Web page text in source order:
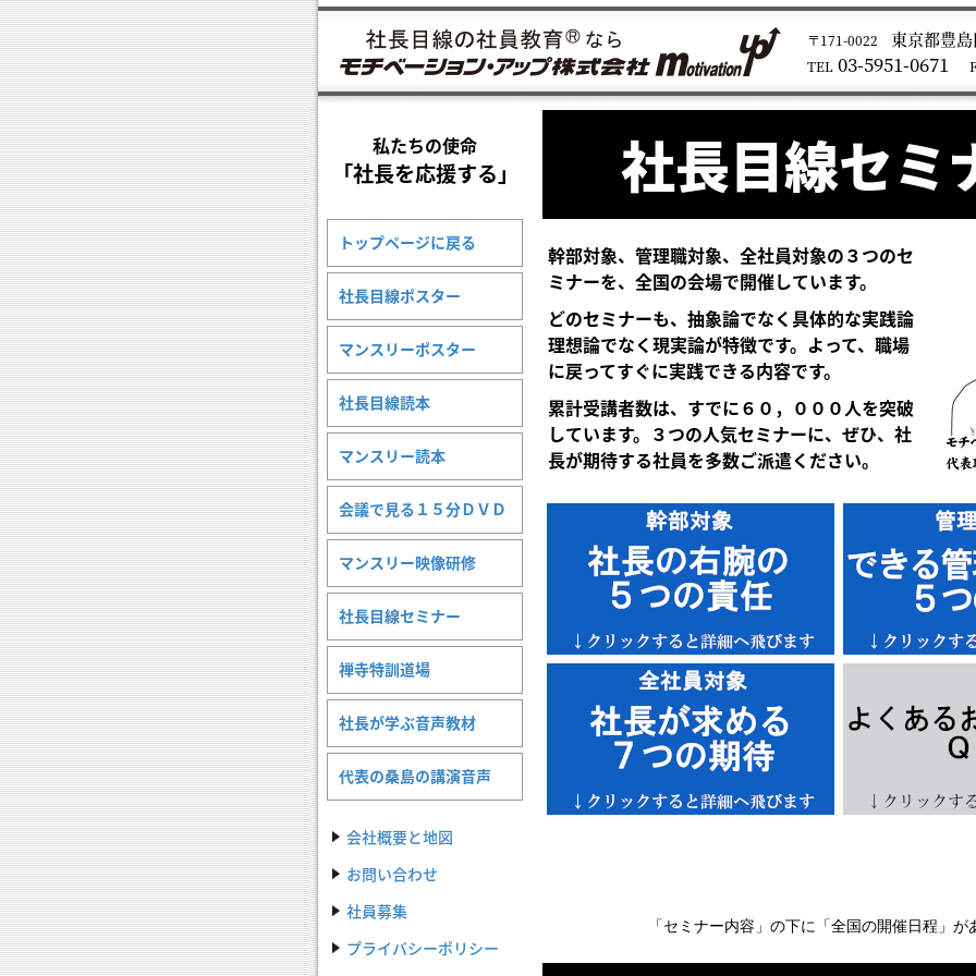
〒171-0022 東京都豊
TEL 03-5951-0671
私たちの使命
「社長を応援する」
トップページに戻る
社長目線ポスター
マンスリーポスター
社長目線読本
マンスリー読本
会議で見る１５分ＤＶＤ
マンスリー映像研修
社長目線セミナー
禅寺特訓道場
社長が学ぶ音声教材
代表の桑島の講演音声
会社概要と地図
お問い合わせ
社員募集
プライバシーポリシー
社長目線セミ
幹部対象、管理職対象、全社員対象の３つのセ
ミナーを、全国の会場で開催しています。
どのセミナーも、抽象論でなく具体的な実践論
理想論でなく現実論が特徴です。よって、職場
に戻ってすぐに実践できる内容です。
累計受講者数は、すでに６０，０００人を突破
しています。３つの人気セミナーに、ぜひ、社
長が期待する社員を多数ご派遣ください。
「セミナー内容」の下に「全国の開催日程」が